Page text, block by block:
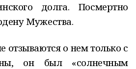
долга. Посмертно
Мужества.
отзываются о нем только с
он был «солнечным